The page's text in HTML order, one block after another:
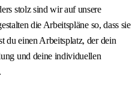
stolz sind wir auf unsere
die Arbeitspläne so, dass sie
du einen Arbeitsplatz, der dein
und deine individuellen